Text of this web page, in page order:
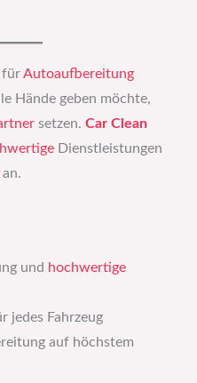
für Autoaufbereitung
Hände geben möchte,
setzen. Car Clean
Dienstleistungen
an.
und hochwertige
jedes Fahrzeug
auf höchstem